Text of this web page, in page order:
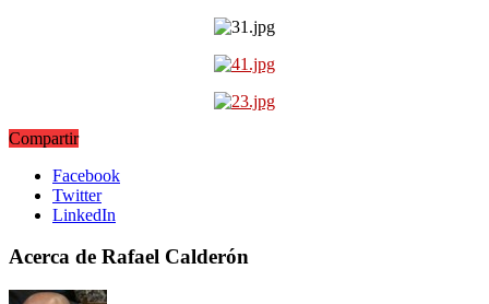
Compartir
Facebook
Twitter
LinkedIn
Acerca de Rafael Calderón